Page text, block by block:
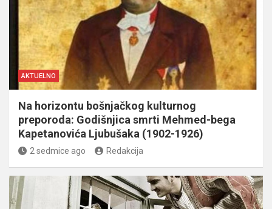
AKTUELNO
Na horizontu bošnjačkog kulturnog
preporoda: Godišnjica smrti Mehmed-bega
Kapetanovića Ljubušaka (1902-1926)
2 sedmice ago Redakcija